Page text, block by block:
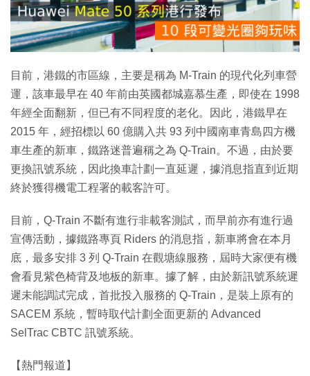
放
影
片
目前，港鐵的市區線，主要是稱為 M-Train 的現代化列車營
運，該車最早在 40 年前由英國都城嘉慕生產，即使在 1998
年經全面翻新，但已有不同程度的老化。因此，港鐵早在
2015 年，經招標以 60 億購入共 93 列中國南車青島四方機
車生產的新車，鐵路迷普遍稱之為 Q-Train。不過，由於要
更換訊號系統，因此換車計劃一直延遲，據消息指直到近期
終於獲得機電工程署的載客許可。
目前，Q-Train 不斷有進行非載客測試，而早前亦有進行過
宣傳活動，據鐵路專頁 Riders 的消息指，新車將會在本月
底，最多安排 3 列 Q-Train 在觀塘線服務，屆時大家便有機
會看見紫色椅背及地板的新車。據了解，由於新訊號系統遲
遲未能調試完成，首批投入服務的 Q-Train，是裝上原有的
SACEM 系統，暫時取代計劃全面更新的 Advanced
SelTrac CBTC 訊號系統。
【熱門報道】